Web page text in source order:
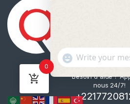
Besoin d'aide ?
nous 24/7!
0
"
+
c
a
WhatsApp Message